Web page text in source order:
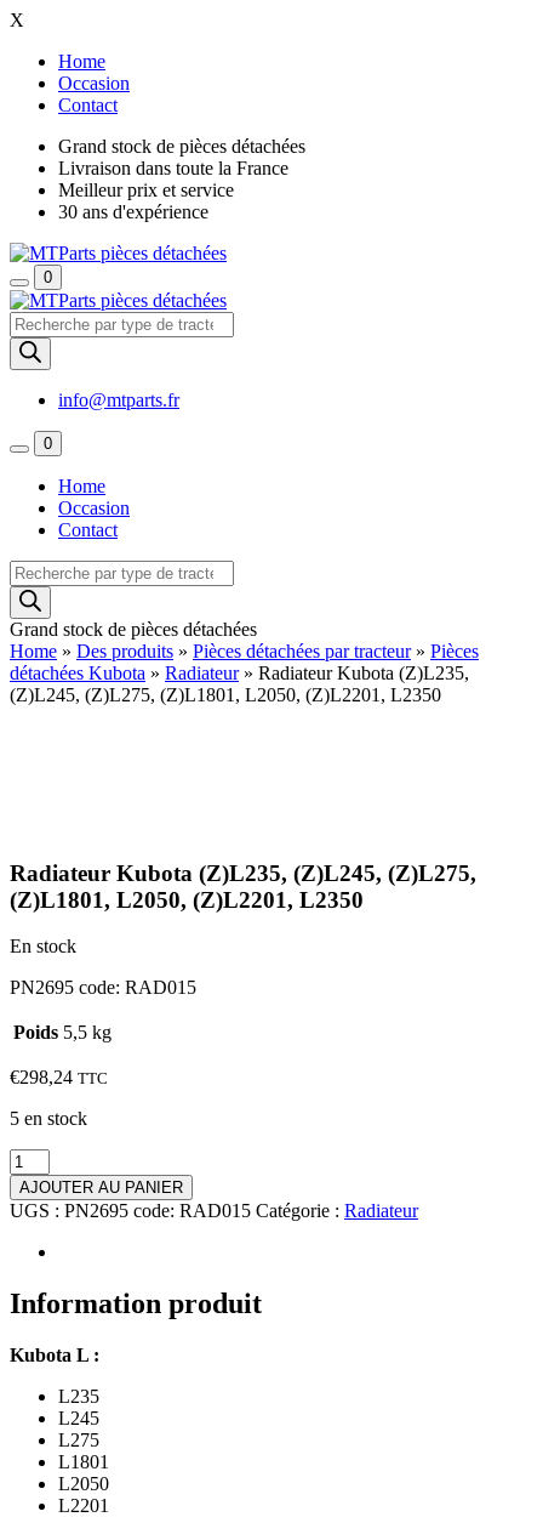
X
Home
Occasion
Contact
Grand stock de pièces détachées
Livraison dans toute la France
Meilleur prix et service
30 ans d'expérience
0
Recherche
de
produits
info@mtparts.fr
0
Home
Occasion
Contact
Recherche
de
produits
Grand stock de pièces détachées
Home » Des produits » Pièces détachées par tracteur» Pièces
détachées Kubota » Radiateur» Radiateur Kubota (Z)L235,
(Z)L245, (Z)L275, (Z)L1801, L2050, (Z)L2201, L2350
Radiateur Kubota (Z)L235, (Z)L245, (Z)L275,
(Z)L1801, L2050, (Z)L2201, L2350
En stock
PN2695 code: RAD015
Poids 5,5 kg
€298,24 TTC
5 en stock
quantité
de
Radiateur
Kubota
(Z)L235,
(Z)L275,
(Z)L1801,
(Z)L2201,
AJOUTER AU PANIER
UGS : PN2695 code: RAD015 Catégorie : Radiateur
Information produit
Kubota L :
L235
L245
L275
L1801
L2050
L2201